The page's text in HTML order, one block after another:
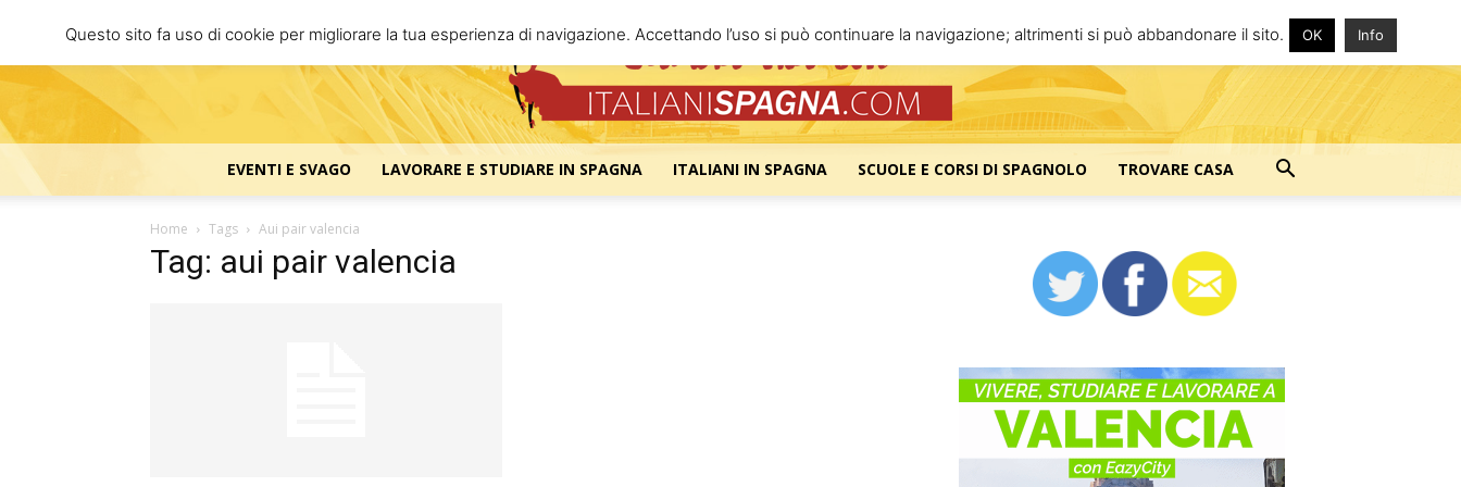
Italiani
EVENTI E SVAGO LAVORARE E STUDIARE IN SPAGNA ITALIANI IN SPAGNA SCUOLE E CORSI DI SPAGNOLO TROVARE CASA
Home Tags Aui pair valencia
Tag: aui pair valencia
Questo sito fa uso di cookie per migliorare la tua esperienza di navigazione. Accettando l’uso si può continuare la navigazione; altrimenti si può abbandonare il sito. OK Info